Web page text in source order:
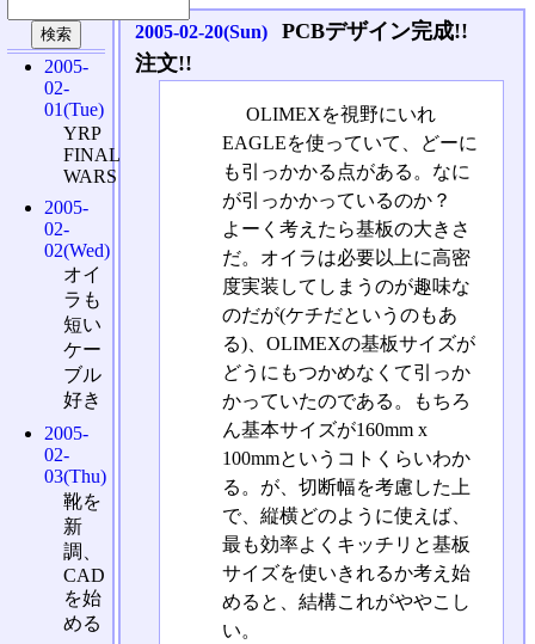
2005-02-20(Sun)
PCBデザイン完成!!
注文!!
OLIMEXを視野にいれ
EAGLEを使っていて、どーに
も引っかかる点がある。なに
が引っかかっているのか？
よーく考えたら基板の大きさ
だ。オイラは必要以上に高密
度実装してしまうのが趣味な
のだが(ケチだというのもあ
る)、OLIMEXの基板サイズが
どうにもつかめなくて引っか
かっていたのである。もちろ
ん基本サイズが160mm x
100mmというコトくらいわか
る。が、切断幅を考慮した上
で、縦横どのように使えば、
最も効率よくキッチリと基板
サイズを使いきれるか考え始
めると、結構これがややこし
い。
2005-
02-
01(Tue)
YRP
FINAL
WARS
2005-
02-
02(Wed)
オイ
ラも
短い
ケー
ブル
好き
2005-
02-
03(Thu)
靴を
新
調、
CAD
を始
める